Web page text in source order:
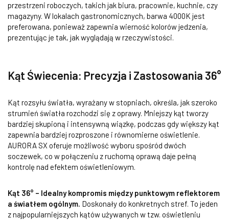
przestrzeni roboczych, takich jak biura, pracownie, kuchnie, czy
magazyny. W lokalach gastronomicznych, barwa 4000K jest
preferowana, ponieważ zapewnia wierność kolorów jedzenia,
prezentując je tak, jak wyglądają w rzeczywistości.
Kąt Świecenia: Precyzja i Zastosowania 36°
Kąt rozsyłu światła, wyrażany w stopniach, określa, jak szeroko
strumień światła rozchodzi się z oprawy. Mniejszy kąt tworzy
bardziej skupioną i intensywną wiązkę, podczas gdy większy kąt
zapewnia bardziej rozproszone i równomierne oświetlenie.
AURORA SX oferuje możliwość wyboru spośród dwóch
soczewek, co w połączeniu z ruchomą oprawą daje pełną
kontrolę nad efektem oświetleniowym.
Kąt 36° – Idealny kompromis między punktowym reflektorem
a światłem ogólnym. Doskonały do konkretnych stref. To jeden
z najpopularniejszych kątów używanych w tzw. oświetleniu